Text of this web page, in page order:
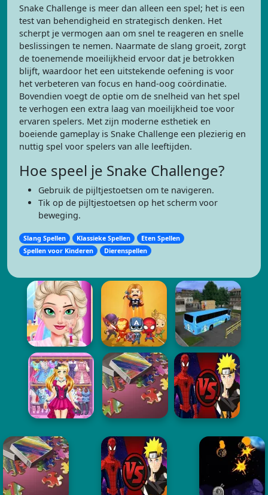
Snake Challenge is meer dan alleen een spel; het is een
test van behendigheid en strategisch denken. Het
scherpt je vermogen aan om snel te reageren en snelle
beslissingen te nemen. Naarmate de slang groeit, zorgt
de toenemende moeilijkheid ervoor dat je betrokken
blijft, waardoor het een uitstekende oefening is voor
het verbeteren van focus en hand-oog coördinatie.
Bovendien voegt de optie om de snelheid van het spel
te verhogen een extra laag van moeilijkheid toe voor
ervaren spelers. Met zijn moderne esthetiek en
boeiende gameplay is Snake Challenge een plezierig en
nuttig spel voor spelers van alle leeftijden.
Hoe speel je Snake Challenge?
Gebruik de pijltjestoetsen om te navigeren.
Tik op de pijltjestoetsen op het scherm voor
beweging.
Slang Spellen Klassieke Spellen
Eten Spellen
Spellen voor Kinderen
Dierenspellen